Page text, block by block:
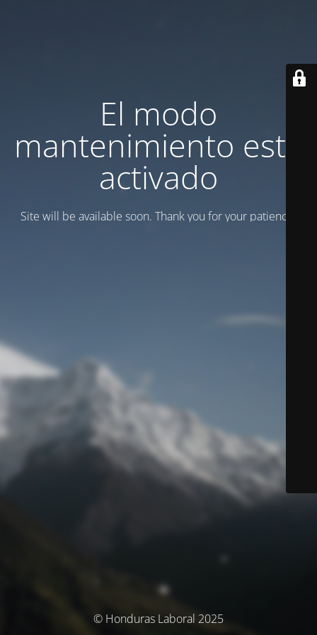
El modo
mantenimiento está
activado
Site will be available soon. Thank you for your patience!
© Honduras Laboral 2025